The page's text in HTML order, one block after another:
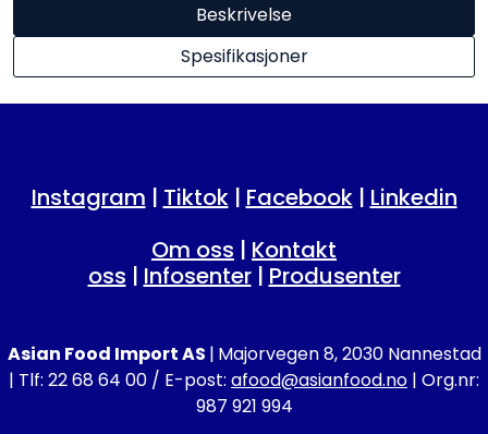
Beskrivelse
Spesifikasjoner
Instagram | Tiktok| Facebook| Linkedin
Om oss | Kontakt
oss | Infosenter| Produsenter
Asian Food Import AS | Majorvegen 8, 2030 Nannestad
| Tlf: 22 68 64 00 / E-post: afood@asianfood.no | Org.nr:
987 921 994